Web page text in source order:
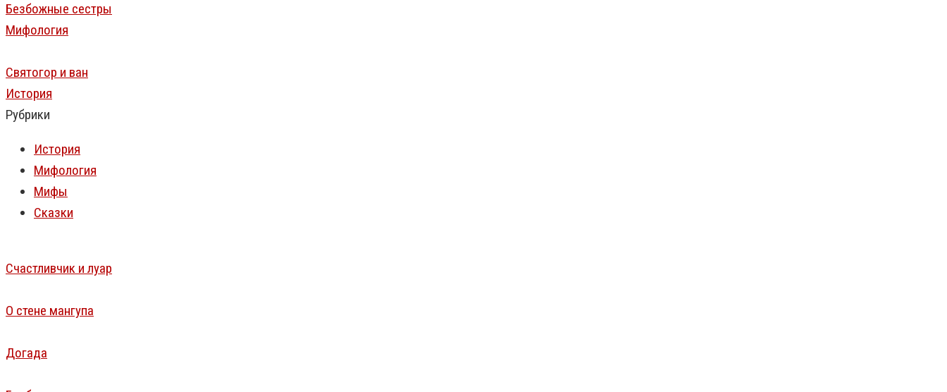
Безбожные сестры
Мифология
Святогор и ван
История
Рубрики
История
Мифология
Мифы
Сказки
Счастливчик и луар
О стене мангупа
Догада